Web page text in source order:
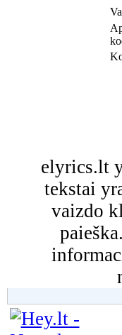
elyrics.lt
tekstai
vaizdo